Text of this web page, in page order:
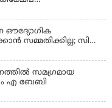
ഔദ്യോഗിക
സമ്മതിക്കില്ല; സി
സമഗ്രമായ
എ ബേബി